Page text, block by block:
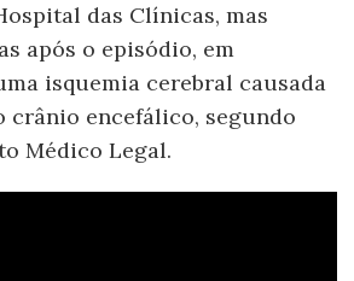
das Clínicas, mas
após o episódio, em
isquemia cerebral causada
crânio encefálico, segundo
Médico Legal.